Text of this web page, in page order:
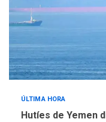
ÚLTIMA HORA
Hutíes de Yemen